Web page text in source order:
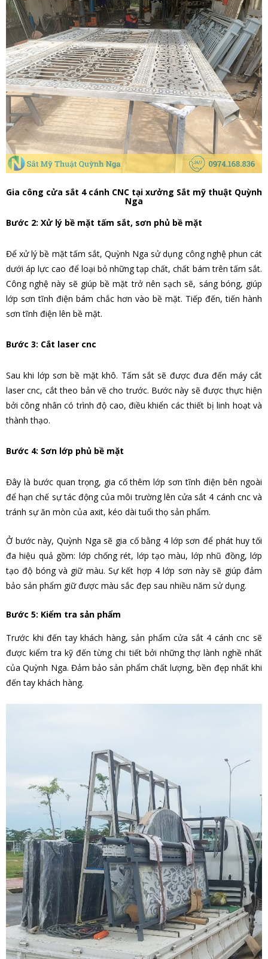
Gia công cửa sắt 4 cánh CNC tại xưởng Sắt mỹ thuật Quỳnh
Nga
Bước 2: Xử lý bề mặt tấm sắt, sơn phủ bề mặt
Để xử lý bề mặt tấm sắt, Quỳnh Nga sử dụng công nghệ phun cát
dưới áp lực cao để loại bỏ những tạp chất, chất bám trên tấm sắt.
Công nghệ này sẽ giúp bề mặt trở nên sạch sẽ, sáng bóng, giúp
lớp sơn tĩnh điện bám chắc hơn vào bề mặt. Tiếp đến, tiến hành
sơn tĩnh điện lên bề mặt.
Bước 3: Cắt laser cnc
Sau khi lớp sơn bề mặt khô. Tấm sắt sẽ được đưa đến máy cắt
laser cnc, cắt theo bản vẽ cho trước. Bước này sẽ được thực hiện
bởi công nhân có trình độ cao, điều khiển các thiết bị linh hoạt và
thành thạo.
Bước 4: Sơn lớp phủ bề mặt
Đây là bước quan trọng, gia cố thêm lớp sơn tĩnh điện bên ngoài
để hạn chế sự tác động của môi trường lên cửa sắt 4 cánh cnc và
tránh sự ăn mòn của axit, kéo dài tuổi thọ sản phẩm.
Ở bước này, Quỳnh Nga sẽ gia cố bằng 4 lớp sơn để phát huy tối
đa hiệu quả gồm: lớp chống rét, lớp tạo màu, lớp nhũ đồng, lớp
tạo độ bóng và giữ màu. Sự kết hợp 4 lớp sơn này sẽ giúp đảm
bảo sản phẩm giữ được màu sắc đẹp sau nhiều năm sử dụng.
Bước 5: Kiểm tra sản phẩm
Trước khi đến tay khách hàng, sản phẩm cửa sắt 4 cánh cnc sẽ
được kiểm tra kỹ đến từng chi tiết bởi những thợ lành nghề nhất
của Quỳnh Nga. Đảm bảo sản phẩm chất lượng, bền đẹp nhất khi
đến tay khách hàng.